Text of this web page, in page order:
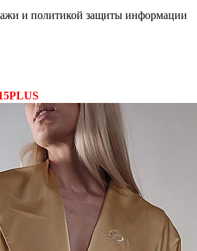
и политикой защиты информации